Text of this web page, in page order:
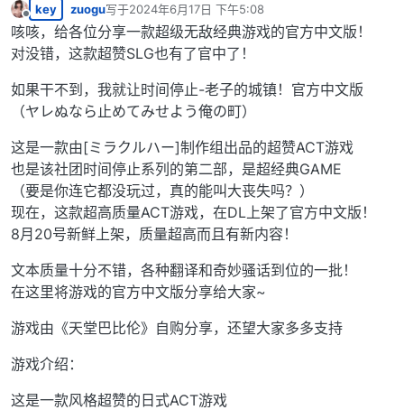
离线
key zuogu写于2024年6月17日 下午5:08
最后由 编辑
咳咳，给各位分享一款超级无敌经典游戏的官方中文版！
对没错，这款超赞SLG也有了官中了！
如果干不到，我就让时间停止-老子的城镇！官方中文版
（ヤレぬなら止めてみせよう俺の町）
这是一款由[ミラクルハー]制作组出品的超赞ACT游戏
也是该社团时间停止系列的第二部，是超经典GAME
（要是你连它都没玩过，真的能叫大丧失吗？）
现在，这款超高质量ACT游戏，在DL上架了官方中文版！
8月20号新鲜上架，质量超高而且有新内容！
文本质量十分不错，各种翻译和奇妙骚话到位的一批！
在这里将游戏的官方中文版分享给大家~
游戏由《天堂巴比伦》自购分享，还望大家多多支持
游戏介绍：
这是一款风格超赞的日式ACT游戏